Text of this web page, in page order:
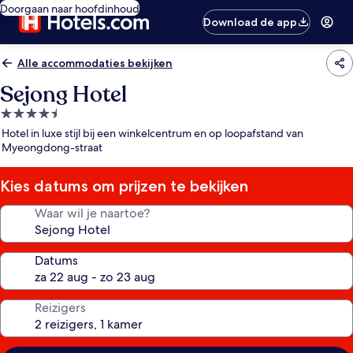
Doorgaan naar hoofdinhoud
Download de app
Alle accommodaties bekijken
Sejong Hotel
4.5-
sterrenaccommodatie
Hotel in luxe stijl bij een winkelcentrum en op loopafstand van
Myeongdong-straat
Kies datums om prijzen te bekijken
Waar wil je naartoe?
Datums
Reizigers